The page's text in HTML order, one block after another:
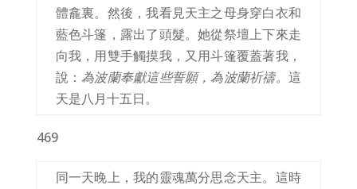
體龕裏。然後，我看見天主之母身穿白衣和
藍色斗篷，露出了頭髮。她從祭壇上下來走
向我，用雙手觸摸我，又用斗篷覆蓋著我，
說： 為波蘭奉獻這些誓願，為波蘭祈禱。 這
天是八月十五日。
469
同一天晚上，我的靈魂萬分思念天主。這時